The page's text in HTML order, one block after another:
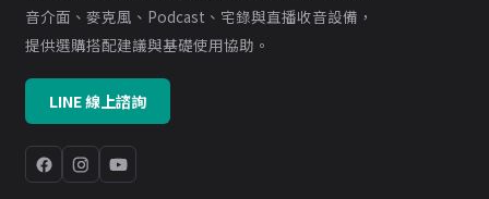
音介面、麥克風、Podcast、宅錄與直播收音設備，
提供選購搭配建議與基礎使用協助。
LINE 線上諮詢